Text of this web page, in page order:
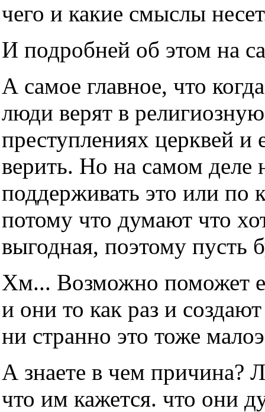
чего и какие смыслы
И подробней об этом на
А самое главное, что
люди верят в
преступлениях церквей и
верить. Но на самом деле
поддерживать это или по
потому что думают что
выгодная, поэтому пусть
Хм... Возможно поможет
и они то как раз и
ни странно это тоже
А знаете в чем причина?
что им кажется. что они